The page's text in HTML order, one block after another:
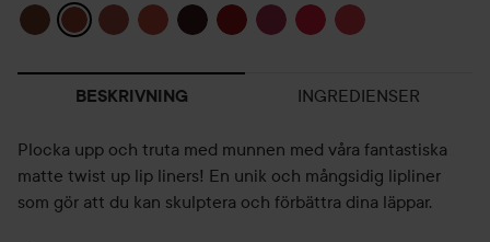
BESKRIVNING INGREDIENSER
Plocka upp och truta med munnen med våra fantastiska
matte twist up lip liners! En unik och mångsidig lipliner
som gör att du kan skulptera och förbättra dina läppar.